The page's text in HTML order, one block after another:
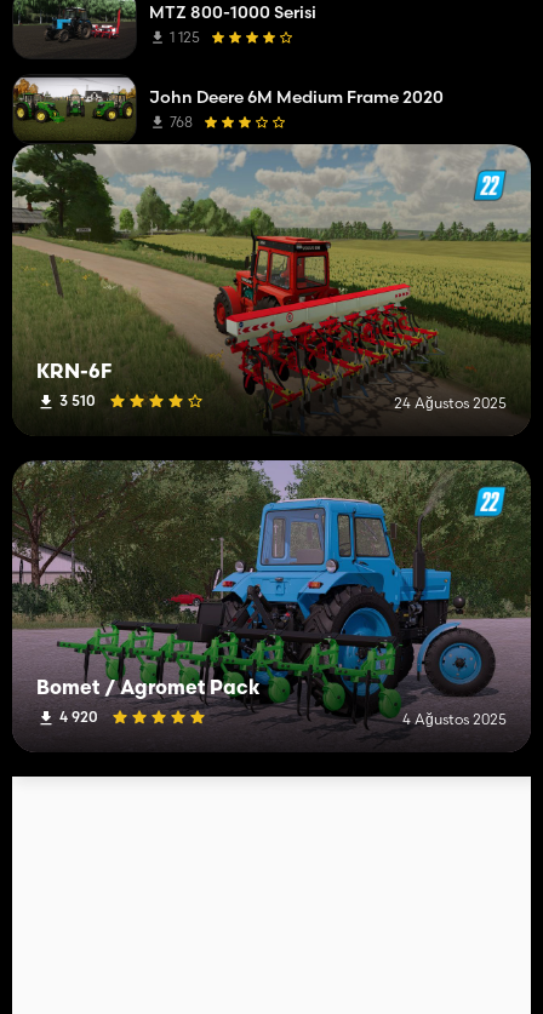
KRN-6F
3 510 24 Ağustos 2025
Bomet / Agromet Pack
4 920 4 Ağustos 2025
MTZ 800-1000 Serisi
1 125
John Deere 6M Medium Frame 2020
768